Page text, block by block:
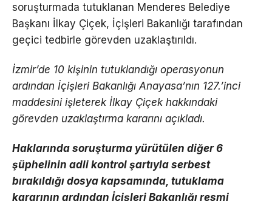
soruşturmada tutuklanan Menderes Belediye
Başkanı İlkay Çiçek, İçişleri Bakanlığı tarafından
geçici tedbirle görevden uzaklaştırıldı.
İzmir’de 10 kişinin tutuklandığı operasyonun
ardından İçişleri Bakanlığı Anayasa’nın 127.’inci
maddesini işleterek İlkay Çiçek hakkındaki
görevden uzaklaştırma kararını açıkladı.
Haklarında soruşturma yürütülen diğer 6
şüphelinin adli kontrol şartıyla serbest
bırakıldığı dosya kapsamında, tutuklama
kararının ardından İçişleri Bakanlığı resmi